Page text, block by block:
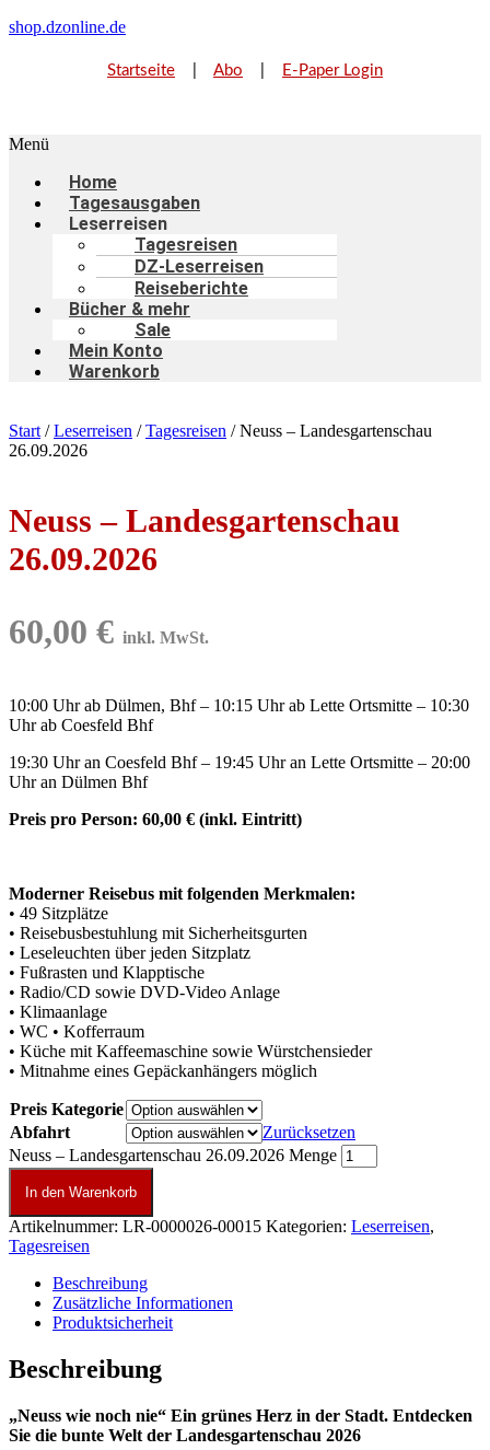
shop.dzonline.de
Startseite Abo E-Paper Login
Menü
Home
Tagesausgaben
Leserreisen
Tagesreisen
DZ-Leserreisen
Reiseberichte
Bücher & mehr
Sale
Mein Konto
Warenkorb
Start /Leserreisen /Tagesreisen / Neuss – Landesgartenschau
26.09.2026
Neuss – Landesgartenschau
26.09.2026
60,00 € inkl. MwSt.
10:00 Uhr ab Dülmen, Bhf – 10:15 Uhr ab Lette Ortsmitte – 10:30
Uhr ab Coesfeld Bhf
19:30 Uhr an Coesfeld Bhf – 19:45 Uhr an Lette Ortsmitte – 20:00
Uhr an Dülmen Bhf
Preis pro Person: 60,00 € (inkl. Eintritt)
Moderner Reisebus mit folgenden Merkmalen:
• 49 Sitzplätze
• Reisebusbestuhlung mit Sicherheitsgurten
• Leseleuchten über jeden Sitzplatz
• Fußrasten und Klapptische
• Radio/CD sowie DVD-Video Anlage
• Klimaanlage
• WC • Kofferraum
• Küche mit Kaffeemaschine sowie Würstchensieder
• Mitnahme eines Gepäckanhängers möglich
Preis Kategorie
Abfahrt
Zurücksetzen
Neuss – Landesgartenschau 26.09.2026 Menge
In den Warenkorb
Artikelnummer: LR-0000026-00015 Kategorien: Leserreisen,
Tagesreisen
Beschreibung
Zusätzliche Informationen
Produktsicherheit
Beschreibung
„Neuss wie noch nie“ Ein grünes Herz in der Stadt. Entdecken
Sie die bunte Welt der Landesgartenschau 2026